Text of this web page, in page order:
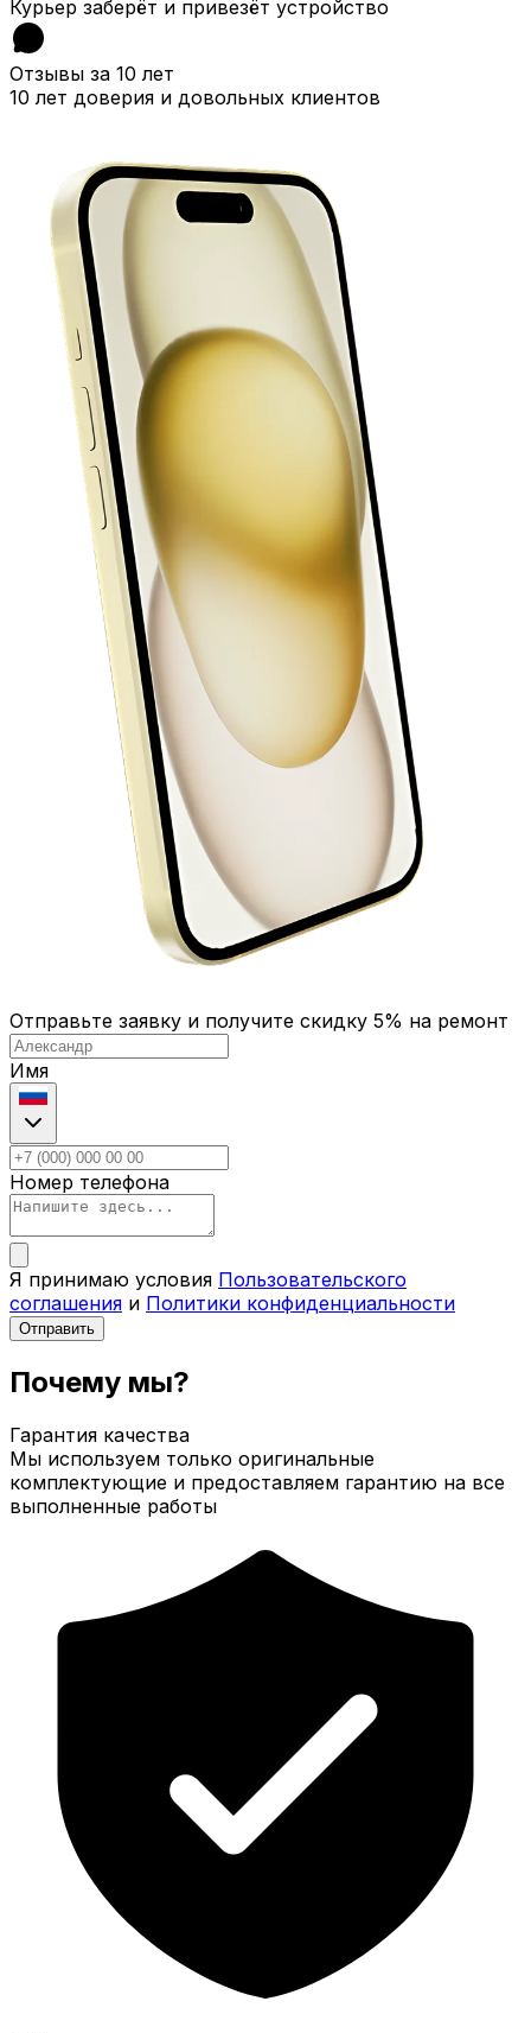
Курьер заберёт и привезёт устройство
Отзывы за 10 лет
10 лет доверия и довольных клиентов
Отправьте заявку и получите скидку 5% на ремонт
Имя
Номер телефона
Я принимаю условия Пользовательского
соглашения и Политики конфиденциальности
Отправить
Почему мы?
Гарантия качества
Мы используем только оригинальные
комплектующие и предоставляем гарантию на все
выполненные работы